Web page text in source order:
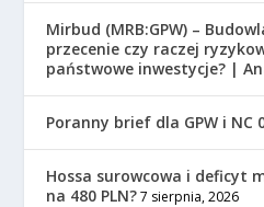
Mirbud (MRB:GPW) –
przecenie czy raczej
państwowe inwestycje? |
Poranny brief dla GPW i NC
Hossa surowcowa i deficyt
na 480 PLN? 7 sierpnia, 2026